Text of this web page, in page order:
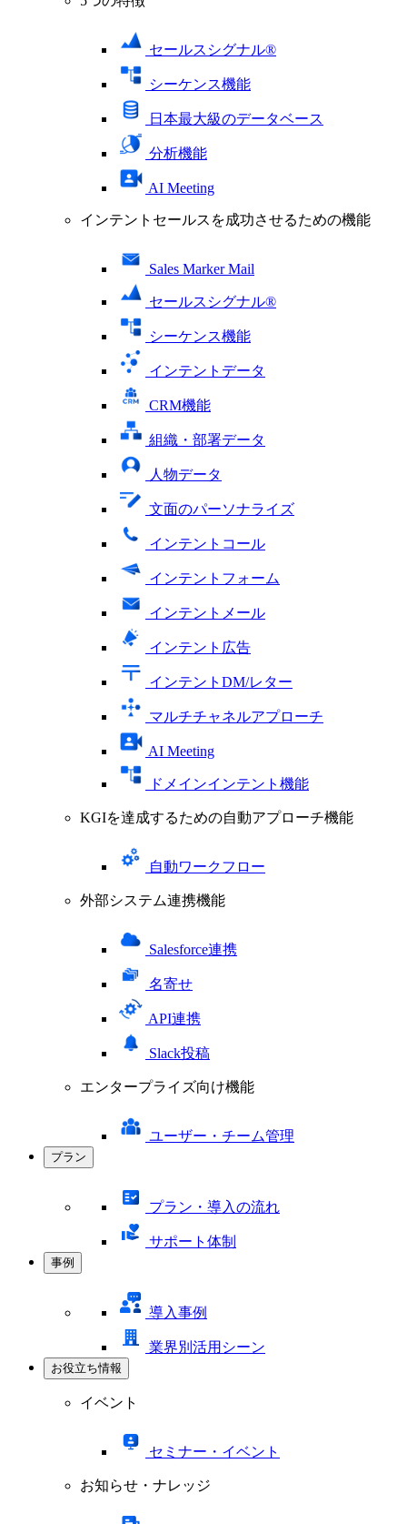
セールスシグナル®
シーケンス機能
日本最大級のデータベース
分析機能
AI Meeting
インテントセールスを成功させるための機能
Sales Marker Mail
セールスシグナル®
シーケンス機能
インテントデータ
CRM機能
組織・部署データ
人物データ
文面のパーソナライズ
インテントコール
インテントフォーム
インテントメール
インテント広告
インテントDM/レター
マルチチャネルアプローチ
AI Meeting
ドメインインテント機能
KGIを達成するための自動アプローチ機能
自動ワークフロー
外部システム連携機能
Salesforce連携
名寄せ
API連携
Slack投稿
エンタープライズ向け機能
ユーザー・チーム管理
プラン
プラン・導入の流れ
サポート体制
事例
導入事例
業界別活用シーン
お役立ち情報
イベント
セミナー・イベント
お知らせ・ナレッジ